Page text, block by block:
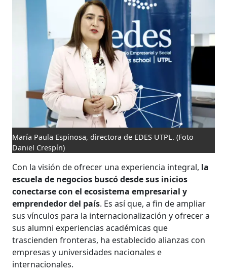
María Paula Espinosa, directora de EDES UTPL. (Foto
Daniel Crespín)
Con la visión de ofrecer una experiencia integral, la
escuela de negocios buscó desde sus inicios
conectarse con el ecosistema empresarial y
emprendedor del país. Es así que, a fin de ampliar
sus vínculos para la internacionalización y ofrecer a
sus alumni experiencias académicas que
trascienden fronteras, ha establecido alianzas con
empresas y universidades nacionales e
internacionales.